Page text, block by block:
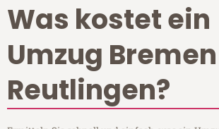
Was kostet ein
Umzug Bremen
Reutlingen?